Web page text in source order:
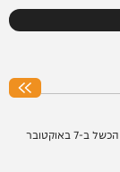
באוקטובר